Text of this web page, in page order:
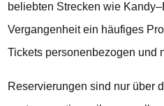
beliebten Strecken wie
Vergangenheit ein häufiges
Tickets personenbezogen und
Reservierungen sind nur über